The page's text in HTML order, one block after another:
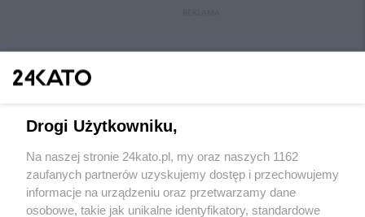
Wydawca mediów lokalnych
Drogi Użytkowniku,
Na naszej stronie 24kato.pl, my oraz naszych 1162
zaufanych partnerów uzyskujemy dostęp i przechowujemy
informacje na urządzeniu oraz przetwarzamy dane
osobowe, takie jak unikalne identyfikatory, standardowe